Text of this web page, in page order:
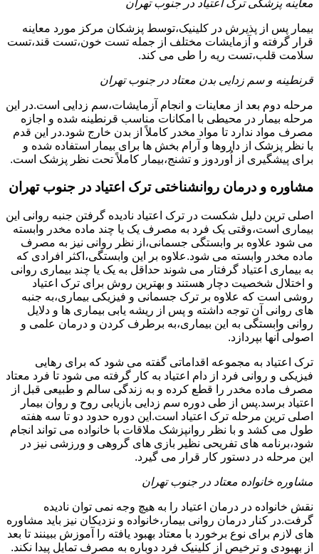
معاینه پزشکی ترک اعتیاد در جنوب تهران
بیمار پس از پذیرش در کلینیک،توسط پزشکان مرکز مورد معاینه
قرار گرفته و آزمایشات مختلف از جمله تست خون،تست قند،تست
سلامت قلب،تست ریه را طی می کند.
قرنطینه و سم زدایی بدن معتاد در جنوب تهران
مرحله دوم بعد از معاینات و انجام آزمایشات،سم زدایی است.در این
مرحله بیمار در محیطی با امکانات مناسب قرنطینه شده و اجازه
مصرف مواد ندارد تا مواد مخدر کاملاً از بدن خارج شود.در این قدم
با نظر پزشک از داروها و آرام بخش ها برای بیمار استفاده شده و
برای پیشگیری از اُوردوز و تشنج،بیمار کاملاً تحت نظر پزشک است.
مشاوره و درمان روانشناختی ترک اعتیاد در جنوب تهران
اصلی ترین دلیل شکست در ترک اعتیاد نادیده گرفتن جنبه روانی این
بیماری است،وقتی یک فرد به مصرف یک یا چند ماده مخدر وابسته
می شود علاوه بر وابستگی جسمانی،از نظر روانی نیز به مصرف
ماده مخدر وابسته می شود.علاوه بر این وابستگی،اکثر افرادی که
به بیماری اعتیاد گرفتار می شوند حداقل به یک یا چند بیماری روانی
و اختلال شخصیت دچار هستند و بهترین روش برای ترک اعتیاد
روشی است که علاوه بر ترک جسمانی و فیزیکی بیماری،به جنبه
های روانی آن توجه داشته و پس از ریشه یابی بیماری ها و دلایل
روانی وابستگی به این بیماری،به برطرف کردن و درمان علمی و
اصولی آنها بپردازد.
ترک اعتیاد به مجموعه اقداماتی گفته می شود که برای رهایی
فیزیکی و روانی فرد از دام اعتیاد به کار گرفته می شود تا فرد معتاد
مصرف ماده مخدر را قطع کرده و به زندگی سالم و طبیعی قبل از
اعتیاد برسد.پس از طی دوره سم زدایی بازیابی روح و روان بیمار
اصلی ترین مرحله ترک اعتیاد است.این دوره حدود دو تا سه هفته
طول می کشد و با نظر روانپزشک ملاقات با خانواده می تواند انجام
شود،برنامه های تفریحی نظیر بازی های گروهی و ورزشی نیز در
این مرحله در دستور کار قرار می گیرد.
مشاوره خانواده معتاد در جنوب تهران
نقش خانواده در درمان اعتیاد را به هیچ وجه نمی توان نادیده
گرفت.در کنار درمان روانی بیمار،خانواده و نزدیکان نیز باید مشاوره
های لازم برای نوع برخورد با معتاد بهبود یافته را آموزش ببینند تا بعد
از بهبودی و ترخیص از کلینیک فرد دوباره به مصرف تمایل پیدا نکند.